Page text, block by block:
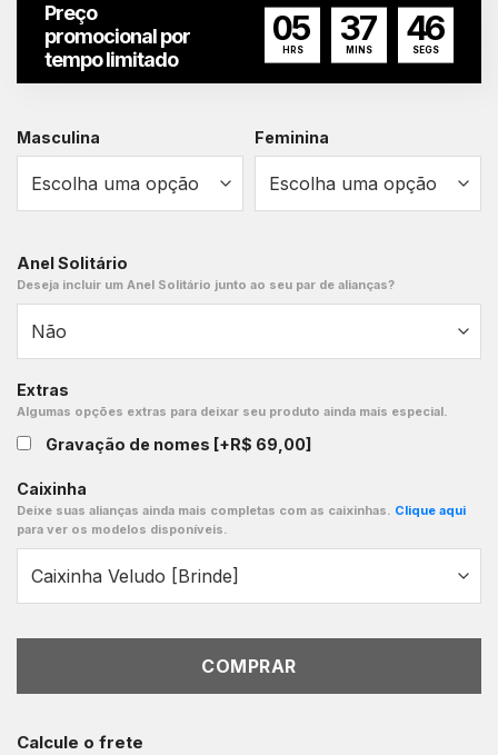
Preço
promocional por
tempo limitado
05
HRS
37
MINS
46
SEGS
Masculina Feminina
Anel Solitário
Deseja incluir um Anel Solitário junto ao seu par de alianças?
Extras
Algumas opções extras para deixar seu produto ainda mais especial.
Gravação de nomes [+R$ 69,00]
Caixinha
Deixe suas alianças ainda mais completas com as caixinhas. Clique aqui
para ver os modelos disponíveis.
COMPRAR
Calcule o frete